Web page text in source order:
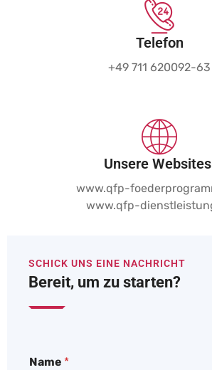
Telefon
+49 711 620092-63
Unsere
www.qfp-
www.qfp-
SCHICK UNS EINE NACHRICHT
Bereit, um zu starten?
Name *